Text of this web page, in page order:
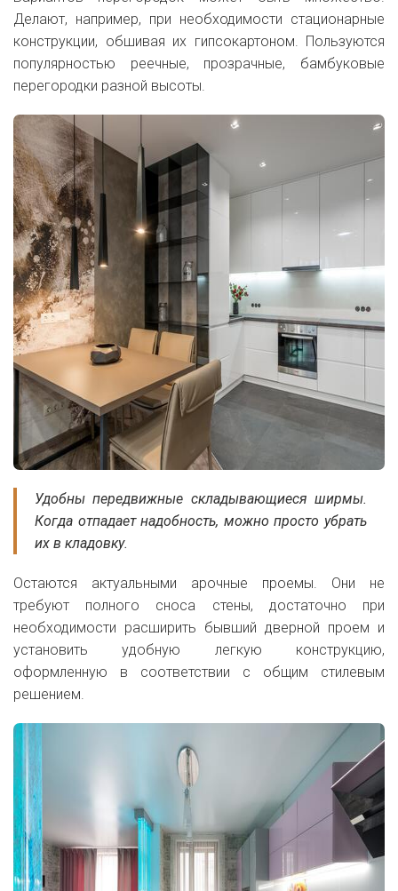
Делают, например, при необходимости стационарные
конструкции, обшивая их гипсокартоном. Пользуются
популярностью реечные, прозрачные, бамбуковые
перегородки разной высоты.
Удобны передвижные складывающиеся ширмы.
Когда отпадает надобность, можно просто убрать
их в кладовку.
Остаются актуальными арочные проемы. Они не
требуют полного сноса стены, достаточно при
необходимости расширить бывший дверной проем и
установить удобную легкую конструкцию,
оформленную в соответствии с общим стилевым
решением.